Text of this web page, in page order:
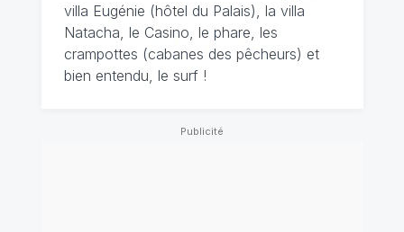
villa Eugénie (hôtel du Palais), la villa
Natacha, le Casino, le phare, les
crampottes (cabanes des pêcheurs) et
bien entendu, le surf !